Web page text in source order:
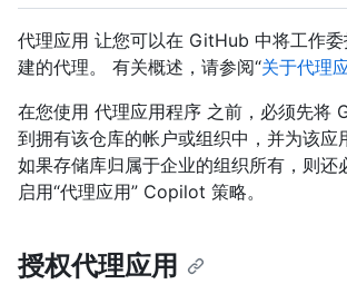
代理应用 让您可以在 GitHub 中将工作
建的代理。 有关概述，请参阅“关于代理
在您使用 代理应用程序 之前，必须先将
到拥有该仓库的帐户或组织中，并为该应
如果存储库归属于企业的组织所有，则还
启用“代理应用” Copilot 策略。
授权代理应用